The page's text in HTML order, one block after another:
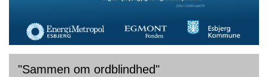
"Sammen om ordblindhed"